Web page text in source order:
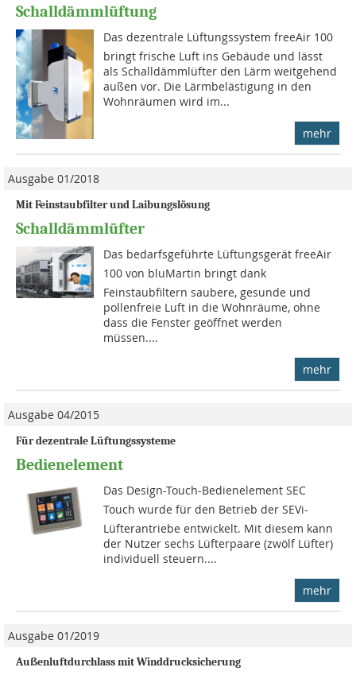
Schalldämmlüftung
Das dezentrale Lüftungssystem freeAir 100
bringt frische Luft ins Gebäude und lässt
als Schalldämmlüfter den Lärm weitgehend
außen vor. Die Lärmbelästigung in den
Wohnräumen wird im...
mehr
Ausgabe 01/2018
Mit Feinstaubfilter und Laibungslösung
Schalldämmlüfter
Das bedarfsgeführte Lüftungsgerät freeAir
100 von bluMartin bringt dank
Feinstaubfiltern saubere, gesunde und
pollenfreie Luft in die Wohnräume, ohne
dass die Fenster geöffnet werden
müssen....
mehr
Ausgabe 04/2015
Für dezentrale Lüftungssysteme
Bedienelement
Das Design-Touch-Bedienele­ment SEC
Touch wurde für den Betrieb der SEVi-
Lüfter­an­triebe entwickelt. Mit diesem kann
der Nutzer sechs Lüfterpaare (zwölf Lüfter)
individuell steuern....
mehr
Ausgabe 01/2019
Außenluftdurchlass mit Winddrucksicherung